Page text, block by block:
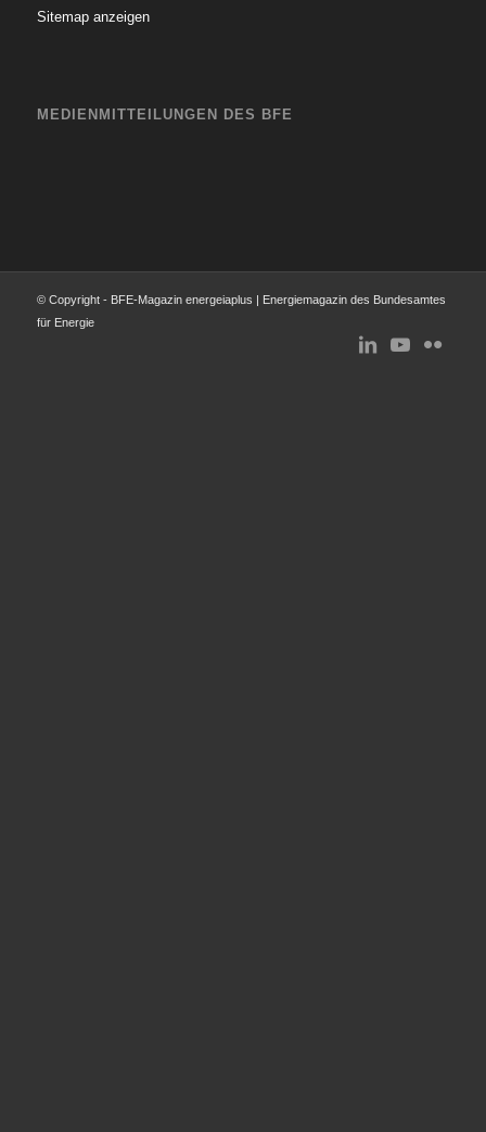
Sitemap anzeigen
MEDIENMITTEILUNGEN DES BFE
© Copyright - BFE-Magazin energeiaplus | Energiemagazin des Bundesamtes
für Energie